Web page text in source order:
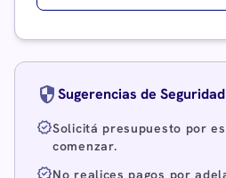
securitySugerencias de Seguridad
verifiedSolicitá presupuesto por
comenzar.
verifiedNo realices pagos por